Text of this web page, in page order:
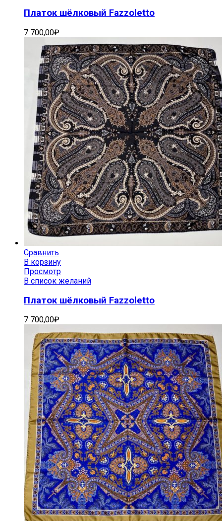
Платок шёлковый Fazzoletto
7 700,00₽
Сравнить
В корзину
Просмотр
В список желаний
Платок шёлковый Fazzoletto
7 700,00₽